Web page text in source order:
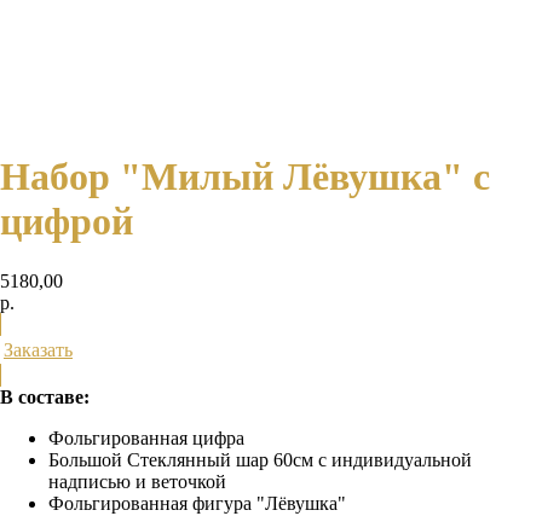
Набор "Милый Лёвушка" с
цифрой
5180,00
р.
Заказать
В составе:
Фольгированная цифра
Большой Стеклянный шар 60см с индивидуальной
надписью и веточкой
Фольгированная фигура "Лёвушка"